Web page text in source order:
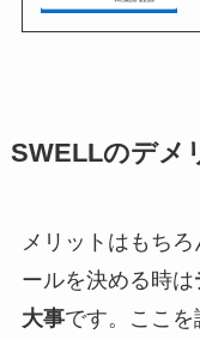
SWELLのデメ
メリットはもち
ールを決める時は
大事です。ここを